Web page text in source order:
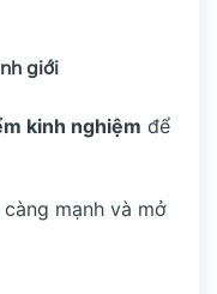
giới
kinh nghiệm để
mạnh và mở